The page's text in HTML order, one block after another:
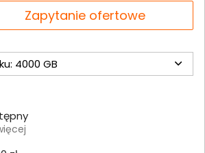
Zapytanie ofertowe
4000 GB